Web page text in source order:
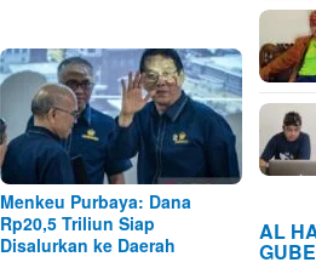
Menkeu Purbaya: Dana
Rp20,5 Triliun Siap
Disalurkan ke Daerah
AL